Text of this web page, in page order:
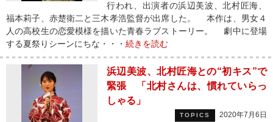
行われ、出演者の浜辺美波、北村匠海、
福本莉子、赤楚衛二と三木孝浩監督が出席した。 本作は、男女４
人の高校生の恋愛模様を描いた青春ラブストーリー。 劇中に登場
する夏祭りシーンにちな・・・ 続きを読む
浜辺美波、北村匠海との“初キス”で
緊張 「北村さんは、慣れていらっ
しゃる」
TOPICS 2020年7月6日